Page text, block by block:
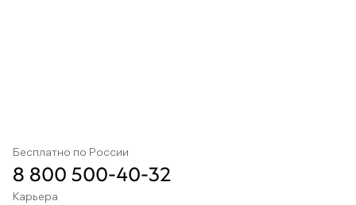
Бесплатно по России
8 800 500-40-32
Карьера